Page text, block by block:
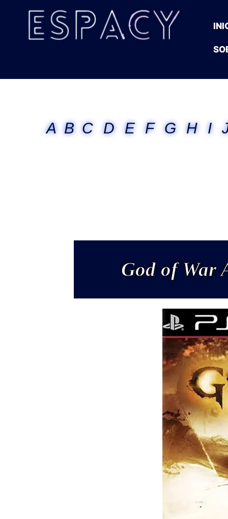
A B C D E F G H I
God of War